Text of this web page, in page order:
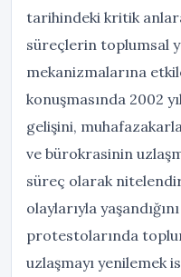
tarihindeki kritik
süreçlerin toplumsal
mekanizmalarına
konuşmasında 2002
gelişini,
ve bürokrasinin
süreç olarak
olaylarıyla
protestolarında
uzlaşmayı yenilemek